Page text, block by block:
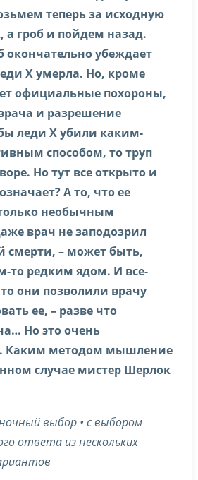
теперь за исходную
а гроб и пойдем назад.
окончательно убеждает
Х умерла. Но, кроме
официальные похороны,
и разрешение
леди Х убили каким-
способом, то труп
Но тут все открыто и
А то, что ее
необычным
врач не заподозрил
смерти, – может быть,
то редким ядом. И все-
они позволили врачу
ее, – разве что
Но это очень
Каким методом мышление
случае мистер Шерлок
выбор • с выбором
ответа из нескольких